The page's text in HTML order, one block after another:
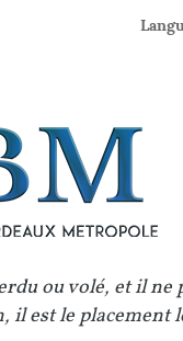
ou volé, et il ne
il est le placement